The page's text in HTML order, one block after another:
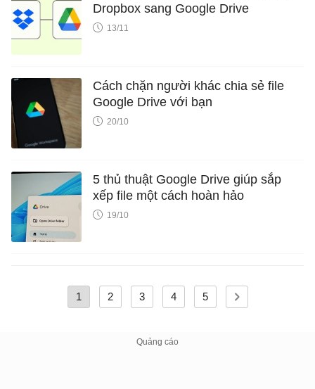
Dropbox sang Google Drive
13/11
Cách chặn người khác chia sẻ file
Google Drive với bạn
20/10
5 thủ thuật Google Drive giúp sắp
xếp file một cách hoàn hảo
19/10
1 2 3 4 5